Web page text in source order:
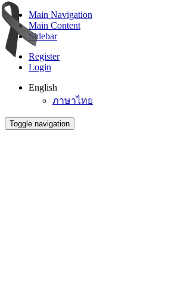
Main Navigation
Main Content
Sidebar
Register
Login
English
ภาษาไทย
Toggle navigation